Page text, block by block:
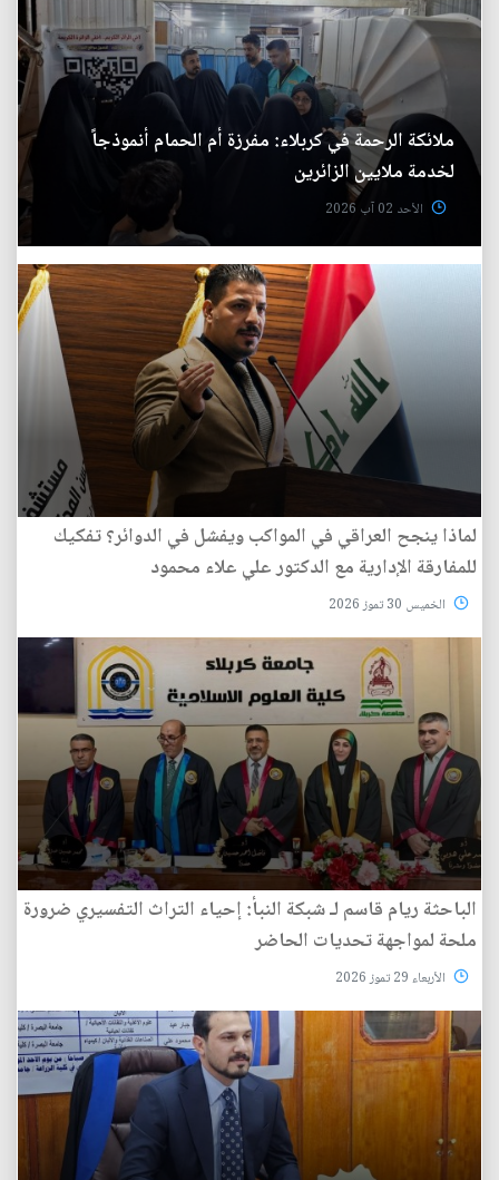
ملائكة الرحمة في كربلاء: مفرزة أم الحمام أنموذجاً
لخدمة ملايين الزائرين
الأحد 02 آب 2026
لماذا ينجح العراقي في المواكب ويفشل في الدوائر؟ تفكيك
للمفارقة الإدارية مع الدكتور علي علاء محمود
الخميس 30 تموز 2026
الباحثة ريام قاسم لـ شبكة النبأ: إحياء التراث التفسيري ضرورة
ملحة لمواجهة تحديات الحاضر
الأربعاء 29 تموز 2026